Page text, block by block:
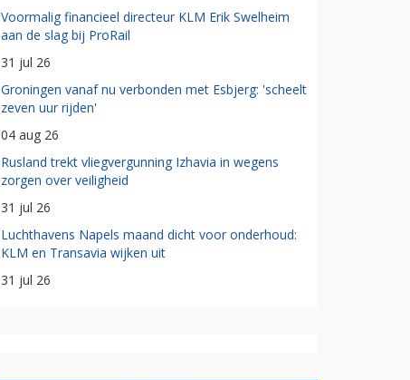
Voormalig financieel directeur KLM Erik Swelheim
aan de slag bij ProRail
31 jul 26
Groningen vanaf nu verbonden met Esbjerg: 'scheelt
zeven uur rijden'
04 aug 26
Rusland trekt vliegvergunning Izhavia in wegens
zorgen over veiligheid
31 jul 26
Luchthavens Napels maand dicht voor onderhoud:
KLM en Transavia wijken uit
31 jul 26